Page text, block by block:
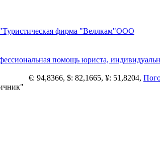
Туристическая фирма "Веллкам"ООО
помощь юриста, индивидуальный
€: 94,8366, $: 82,1665, ¥: 51,8204,Погода